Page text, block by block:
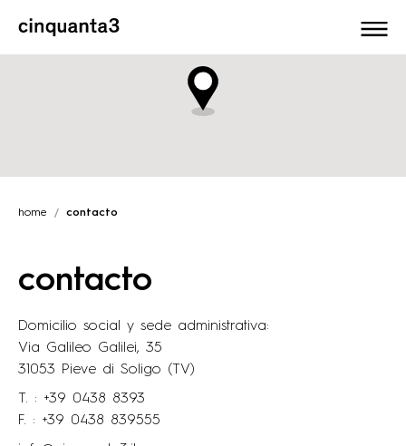
Cinquanta3
home contacto
contacto
Domicilio social y sede administrativa:
Via Galileo Galilei, 35
31053 Pieve di Soligo (TV)
T. : +39 0438 8393
F. : +39 0438 839555